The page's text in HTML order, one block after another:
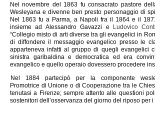
Nel novembre del 1863 fu consacrato pastore
Wesleyana e divenne ben presto personaggio di
Nel 1863 fu a Parma, a Napoli fra il 1864 e il
insieme ad Alessandro Gavazzi e Ludovico Conti
“Collegio misto di arti diverse tra gli evangelici in
di diffondere il messaggio evangelico presso le
apparteneva infatti al gruppo di quegli evangelici
sinistra garibaldina e democratica ed era
evangelico e quello operaio dovessero procedere
Nel 1884 partecipò per la componente
Promotrice di Unione o di Cooperazione tra le
tenutasi a Firenze; sempre attento alle questioni
sostenitori dell’osservanza del giorno del riposo per